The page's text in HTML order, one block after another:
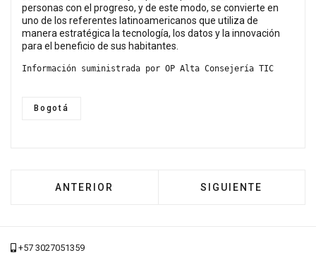
personas con el progreso, y de este modo, se convierte en
uno de los referentes latinoamericanos que utiliza de
manera estratégica la tecnología, los datos y la innovación
para el beneficio de sus habitantes.
Información suministrada por OP Alta Consejería TIC
Bogotá
ARTÍCULO ANTERIOR: INTELIGENCIA
ANTERIOR ARTÍCULO
SIGUIENTE
+57 3027051359